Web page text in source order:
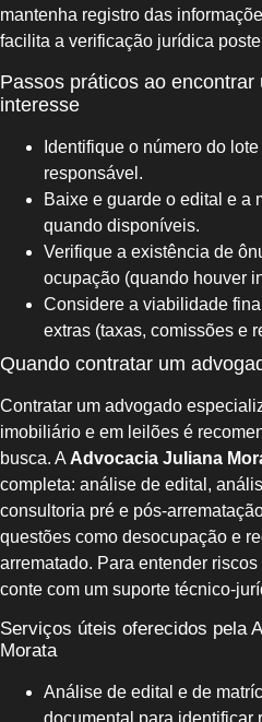
mantenha registro das
facilita a verificação jurídica
Passos práticos ao encontrar
interesse
Identifique o número do
responsável.
Baixe e guarde o edital e a
quando disponíveis.
Verifique a existência de
ocupação (quando houver
Considere a viabilidade
extras (taxas, comissões e
Quando contratar um
Contratar um advogado
imobiliário e em leilões é
busca. A Advocacia Juliana
completa: análise de edital,
consultoria pré e pós-
questões como desocupação e
arrematado. Para entender
conte com um suporte técnico-
Serviços úteis oferecidos pela
Morata
Análise de edital e de